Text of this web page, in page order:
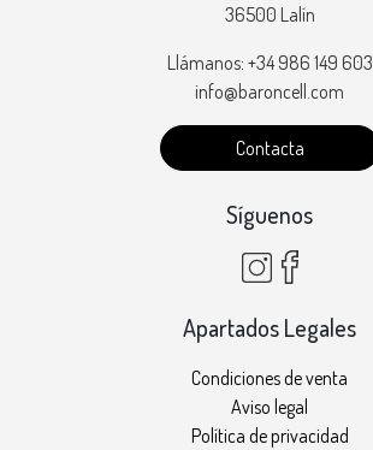
36500 Lalín
Llámanos: +34 986 149 603
info@baroncell.com
Contacta
Síguenos
Apartados Legales
Condiciones de venta
Aviso legal
Política de privacidad